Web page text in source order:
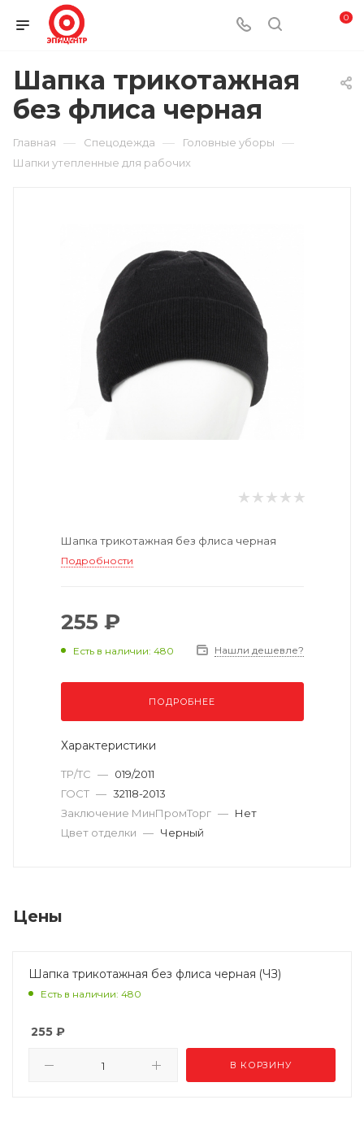
0
Шапка трикотажная
без флиса черная
Главная — Спецодежда — Головные уборы —
Шапки утепленные для рабочих
Шапка трикотажная без флиса черная
Подробности
255 ₽
Есть в наличии: 480 Нашли дешевле?
ПОДРОБНЕЕ
Характеристики
ТР/ТС — 019/2011
ГОСТ — 32118-2013
Заключение МинПромТорг — Нет
Цвет отделки — Черный
Цены
Шапка трикотажная без флиса черная (ЧЗ)
Есть в наличии: 480
255 ₽
В КОРЗИНУ